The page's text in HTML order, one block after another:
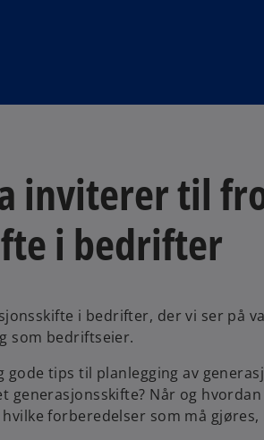
inviterer til
i bedrifter
i bedrifter, der vi ser på
som bedriftseier.
tips til planlegging av
generasjonsskifte? Når og
forberedelser som må